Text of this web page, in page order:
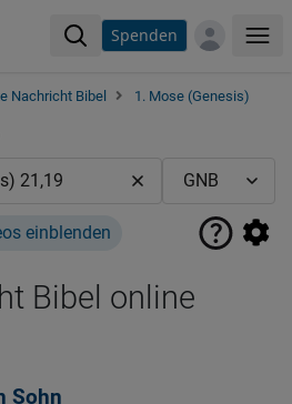
Spenden
Nachricht Bibel
1. Mose (Genesis)
einblenden
Bibel online
Sohn